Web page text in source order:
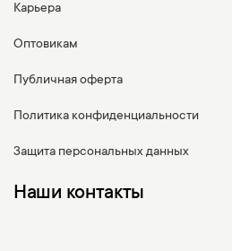
Карьера
Оптовикам
Публичная оферта
Политика конфиденциальности
Защита персональных данных
Наши контакты